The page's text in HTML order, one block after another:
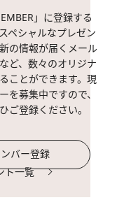
」に登録する
ペシャルなプレゼン
の情報が届くメール
ど、数々のオリジナ
ことができます。現
を募集中ですので、
ご登録ください。
バー登録
ト一覧